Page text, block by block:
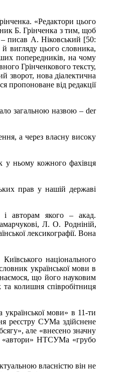
«Редактори цього
Б. Грінченка з тим, щоб
– писав А. Ніковський [50:
вигляду цього словника,
попередників, на чому
Грінченкового тексту,
зворот, нова діалектична
пропоноване від редакції
загальною назвою – der
а через власну високу
у ньому кожного фахівця
прав у нашій державі
і авторам якого – акад.
Л. О. Родніній,
лексикографії. Вона
національного
української мови в
що його науковим
колишня співробітниця
мови» в 11-ти
реєстру СУМа здійснене
але «внесено значну
«автори» НТСУМа «грубо
власністю він не